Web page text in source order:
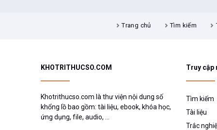
Môn Ngữ Văn lớp 8
Sinh học 8
Môn Tiếng Anh lớp 9
Vật lý 9
Trang chủ Tìm kiếm
KHOTRITHUCSO.COM
Khotrithucso.com là thư viện nội dung số
khổng lồ bao gồm: tài liệu, ebook, khóa học,
ứng dụng, file, audio, ...
Truy cập
Tìm kiếm
Tài liệu
Trắc